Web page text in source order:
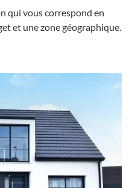
qui vous correspond en
et une zone géographique.